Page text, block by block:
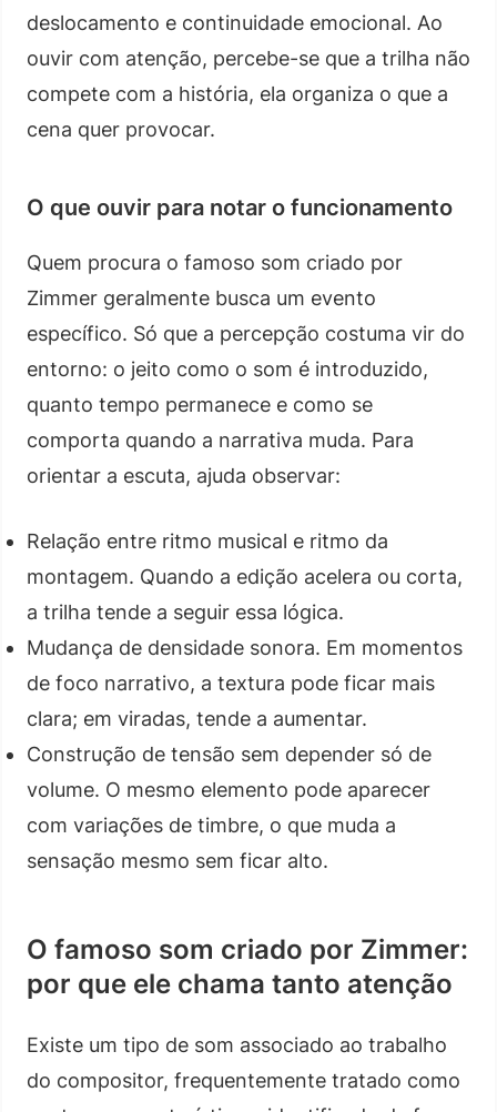
deslocamento e continuidade emocional. Ao
ouvir com atenção, percebe-se que a trilha não
compete com a história, ela organiza o que a
cena quer provocar.
O que ouvir para notar o funcionamento
Quem procura o famoso som criado por
Zimmer geralmente busca um evento
específico. Só que a percepção costuma vir do
entorno: o jeito como o som é introduzido,
quanto tempo permanece e como se
comporta quando a narrativa muda. Para
orientar a escuta, ajuda observar:
Relação entre ritmo musical e ritmo da
montagem. Quando a edição acelera ou corta,
a trilha tende a seguir essa lógica.
Mudança de densidade sonora. Em momentos
de foco narrativo, a textura pode ficar mais
clara; em viradas, tende a aumentar.
Construção de tensão sem depender só de
volume. O mesmo elemento pode aparecer
com variações de timbre, o que muda a
sensação mesmo sem ficar alto.
O famoso som criado por Zimmer:
por que ele chama tanto atenção
Existe um tipo de som associado ao trabalho
do compositor, frequentemente tratado como